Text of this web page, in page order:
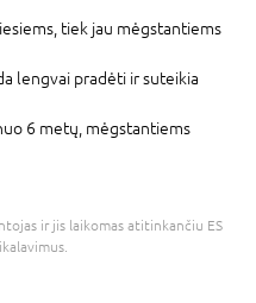
tiek jau mėgstantiems
lengvai pradėti ir suteikia
6 metų, mėgstantiems
ir jis laikomas atitinkančiu ES